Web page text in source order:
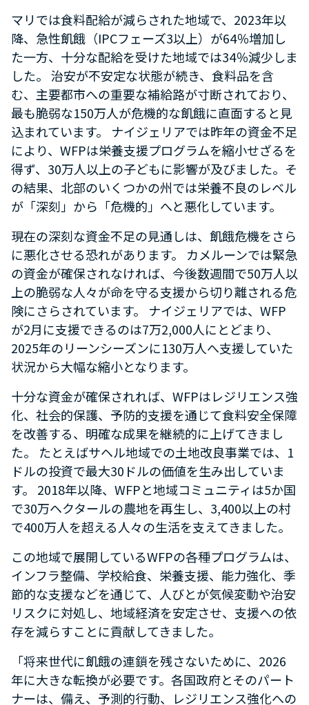
マリでは食料配給が減らされた地域で、2023年以
降、急性飢餓（IPCフェーズ3以上）が64％増加し
た一方、十分な配給を受けた地域では34％減少しま
した。 治安が不安定な状態が続き、食料品を含
む、主要都市への重要な補給路が寸断されており、
最も脆弱な150万人が危機的な飢餓に直面すると見
込まれています。 ナイジェリアでは昨年の資金不足
により、WFPは栄養支援プログラムを縮小せざるを
得ず、30万人以上の子どもに影響が及びました。そ
の結果、北部のいくつかの州では栄養不良のレベル
が「深刻」から「危機的」へと悪化しています。
現在の深刻な資金不足の見通しは、飢餓危機をさら
に悪化させる恐れがあります。 カメルーンでは緊急
の資金が確保されなければ、今後数週間で50万人以
上の脆弱な人々が命を守る支援から切り離される危
険にさらされています。 ナイジェリアでは、WFP
が2月に支援できるのは7万2,000人にとどまり、
2025年のリーンシーズンに130万人へ支援していた
状況から大幅な縮小となります。
十分な資金が確保されれば、WFPはレジリエンス強
化、社会的保護、予防的支援を通じて食料安全保障
を改善する、明確な成果を継続的に上げてきまし
た。 たとえばサヘル地域での土地改良事業では、1
ドルの投資で最大30ドルの価値を生み出していま
す。 2018年以降、WFPと地域コミュニティは5か国
で30万ヘクタールの農地を再生し、3,400以上の村
で400万人を超える人々の生活を支えてきました。
この地域で展開しているWFPの各種プログラムは、
インフラ整備、学校給食、栄養支援、能力強化、季
節的な支援などを通じて、人びとが気候変動や治安
リスクに対処し、地域経済を安定させ、支援への依
存を減らすことに貢献してきました。
「将来世代に飢餓の連鎖を残さないために、2026
年に大きな転換が必要です。各国政府とそのパート
ナーは、備え、予測的行動、レジリエンス強化への